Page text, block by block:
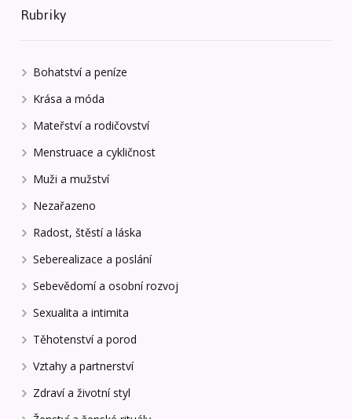
Rubriky
Bohatství a peníze
Krása a móda
Mateřství a rodičovství
Menstruace a cykličnost
Muži a mužství
Nezařazeno
Radost, štěstí a láska
Seberealizace a poslání
Sebevědomí a osobní rozvoj
Sexualita a intimita
Těhotenství a porod
Vztahy a partnerství
Zdraví a životní styl